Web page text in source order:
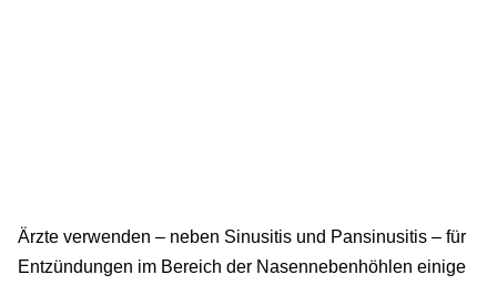
Ärzte verwenden – neben Sinusitis und Pansinusitis – für
Entzündungen im Bereich der Nasennebenhöhlen einige